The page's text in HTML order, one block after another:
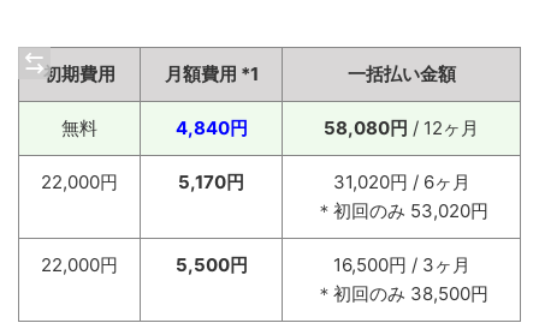
初期費用 月額費用 *1 一括払い金額
無料 4,840円 58,080円 / 12ヶ月
22,000円 5,170円
31,020円 / 6ヶ月
＊初回のみ 53,020円
22,000円 5,500円
16,500円 / 3ヶ月
＊初回のみ 38,500円